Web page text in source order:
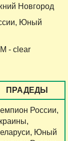
Новгород
Юный
- clear
ПРАДЕДЫ
России,
Юный